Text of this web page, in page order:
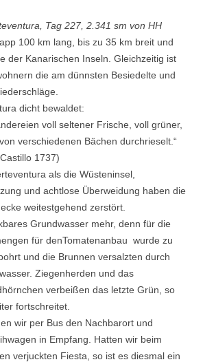
Tag 227, 2.341 sm von HH
100 km lang, bis zu 35 km breit und
der Kanarischen Inseln. Gleichzeitig ist
die am dünnsten Besiedelte und
dicht bewaldet:
voll seltener Frische, voll grüner,
verschiedenen Bächen durchrieselt.“
1737)
als die Wüsteninsel,
und achtlose Überweidung haben die
weitestgehend zerstört.
Grundwasser mehr, denn für die
für denTomatenanbau wurde zu
und die Brunnen versalzten durch
Ziegenherden und das
verbeißen das letzte Grün, so
fortschreitet.
wir per Bus den Nachbarort und
in Empfang. Hatten wir beim
verjuckten Fiesta, so ist es diesmal ein